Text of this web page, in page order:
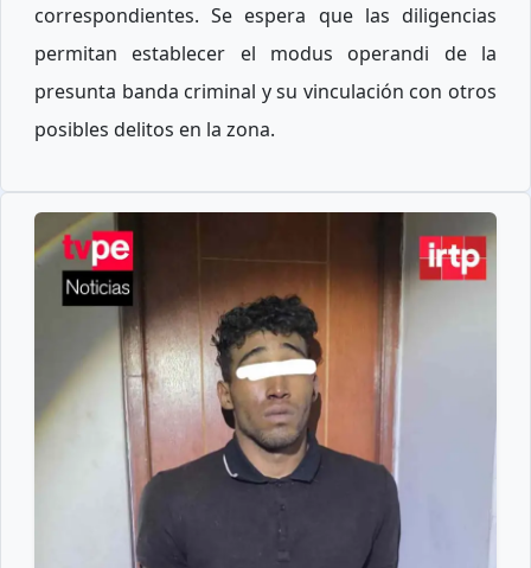
correspondientes. Se espera que las diligencias
permitan establecer el modus operandi de la
presunta banda criminal y su vinculación con otros
posibles delitos en la zona.